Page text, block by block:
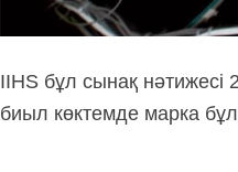
IIHS бұл сынақ нәтижесі
биыл көктемде марка бұл